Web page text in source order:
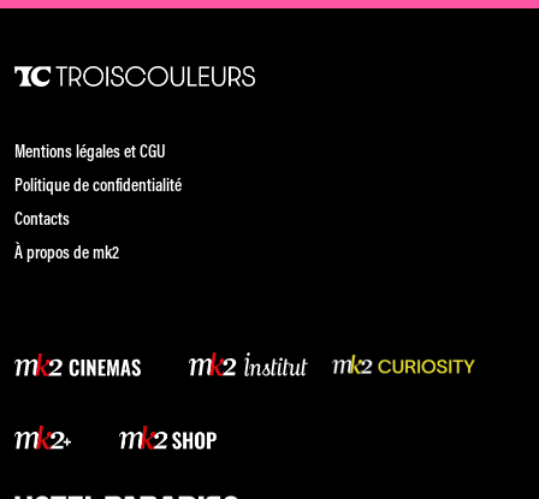
Mentions légales et CGU
Politique de confidentialité
Contacts
À propos de mk2